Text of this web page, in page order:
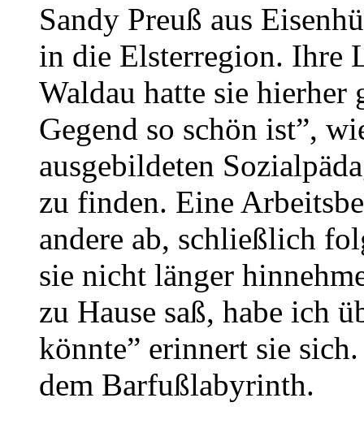
Sandy Preuß aus
in die Elsterregion. Ihre
Waldau hatte sie hierher
Gegend so schön ist”,
ausgebildeten
zu finden. Eine
andere ab, schließlich
sie nicht länger
zu Hause saß, habe ich
könnte” erinnert sie
dem Barfußlabyrinth.